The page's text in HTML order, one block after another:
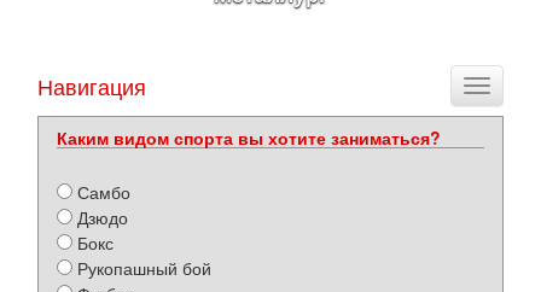
Toggle
Навигация
Каким видом спорта вы хотите заниматься?
Самбо
Дзюдо
Бокс
Рукопашный бой